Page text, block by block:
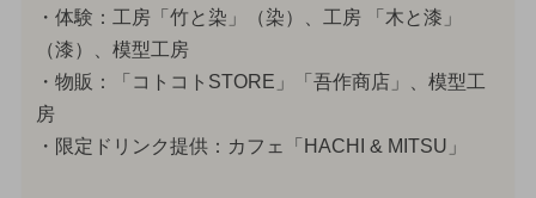
・体験：工房「竹と染」（染）、工房 「木と漆」
（漆）、模型工房
・物販：「コトコトSTORE」「吾作商店」、模型工
房
・限定ドリンク提供：カフェ「HACHI & MITSU」